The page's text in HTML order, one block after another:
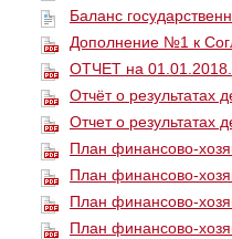
Баланс
Дополнение №1 к
ОТЧЕТ на
Отчёт о результатах
Отчет о результатах
План финансово-
План финансово-
План финансово-
План финансово-